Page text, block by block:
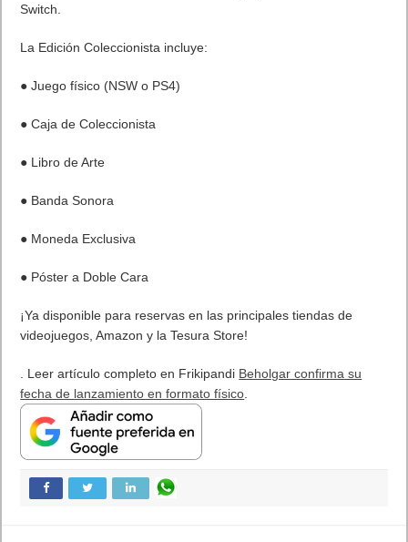
Switch.
La Edición Coleccionista incluye:
● Juego físico (NSW o PS4)
● Caja de Coleccionista
● Libro de Arte
● Banda Sonora
● Moneda Exclusiva
● Póster a Doble Cara
¡Ya disponible para reservas en las principales tiendas de
videojuegos, Amazon y la Tesura Store!
. Leer artículo completo en Frikipandi Beholgar confirma su
fecha de lanzamiento en formato físico